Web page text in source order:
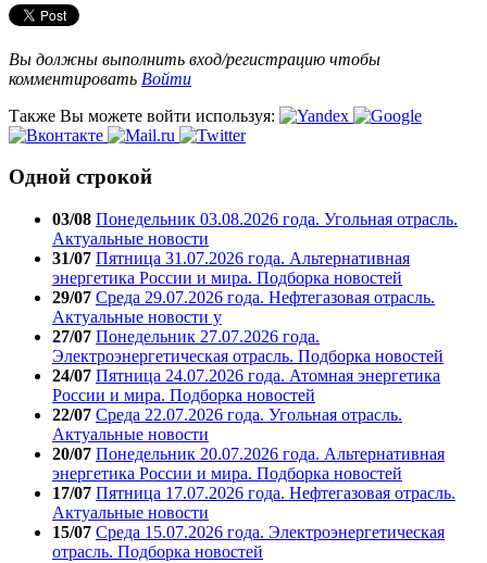
Вы должны выполнить вход/регистрацию чтобы
комментировать Войти
Также Вы можете войти используя:
Одной строкой
03/08 Понедельник 03.08.2026 года. Угольная отрасль.
Актуальные новости
31/07 Пятница 31.07.2026 года. Альтернативная
энергетика России и мира. Подборка новостей
29/07 Среда 29.07.2026 года. Нефтегазовая отрасль.
Актуальные новости у
27/07 Понедельник 27.07.2026 года.
Электроэнергетическая отрасль. Подборка новостей
24/07 Пятница 24.07.2026 года. Атомная энергетика
России и мира. Подборка новостей
22/07 Среда 22.07.2026 года. Угольная отрасль.
Актуальные новости
20/07 Понедельник 20.07.2026 года. Альтернативная
энергетика России и мира. Подборка новостей
17/07 Пятница 17.07.2026 года. Нефтегазовая отрасль.
Актуальные новости
15/07 Среда 15.07.2026 года. Электроэнергетическая
отрасль. Подборка новостей